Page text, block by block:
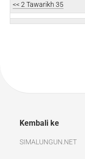
<< 2 Tawarikh 35
Kembali ke
SIMALUNGUN.NET